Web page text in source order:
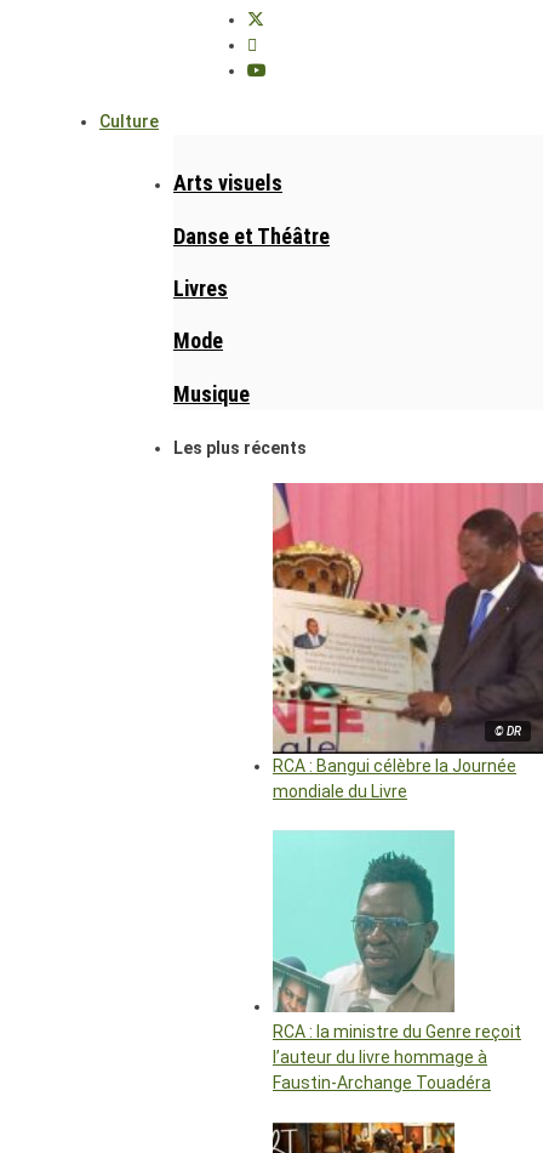
Culture
Arts visuels
Danse et Théâtre
Livres
Mode
Musique
Les plus récents
© DR
RCA : Bangui célèbre la Journée
mondiale du Livre
RCA : la ministre du Genre reçoit
l’auteur du livre hommage à
Faustin-Archange Touadéra